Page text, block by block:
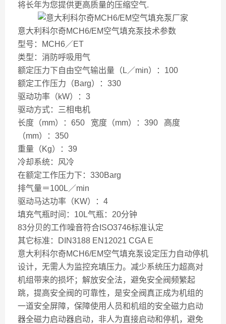
将长年为您提供更高质量的压缩空气.
意大利科尔奇MCH6/EM空气填充泵技术参数
型号：MCH6／ET
类型：消防呼吸用气
额定压力下自由空气输出量（L／min）：100
额定工作压力（Barg）：330
驱动功率（kW）：3
驱动方式：三相电机
长度（mm）：650 宽度（mm）：390 高度
（mm）：350
重量（Kg）：39
冷却系统：风冷
在额定工作压力下：330Barg
排气量＝100L／min
驱动马达功率（KW）：4
填充气瓶时间：10L气瓶：20分钟
83分贝的工作噪音符合ISO3746标准认定
其它标准：DIN3188 EN12021 CGA E
意大利科尔奇MCH6/EM空气填充泵设定压力自动停机
设计，无需人为监控充填压力。减少系统压力超高对
机组带来的损坏；解放安全法，避免安全阀频繁起
跳，提高安全阀的可靠性，是安全阀真正成为机组的
一道安全屏障，保障使用人员和机组的安全磁力启动
器全磁力启动器启动，非人为直接启动和停机，避免